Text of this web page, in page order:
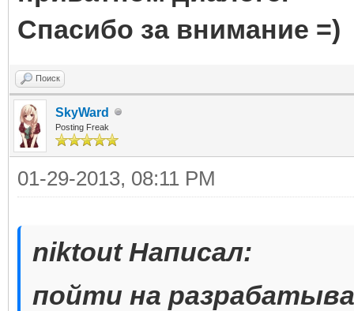
Спасибо за внимание =)
Поиск
SkyWard
Posting Freak
01-29-2013, 08:11 PM
niktout Написал:
пойти на